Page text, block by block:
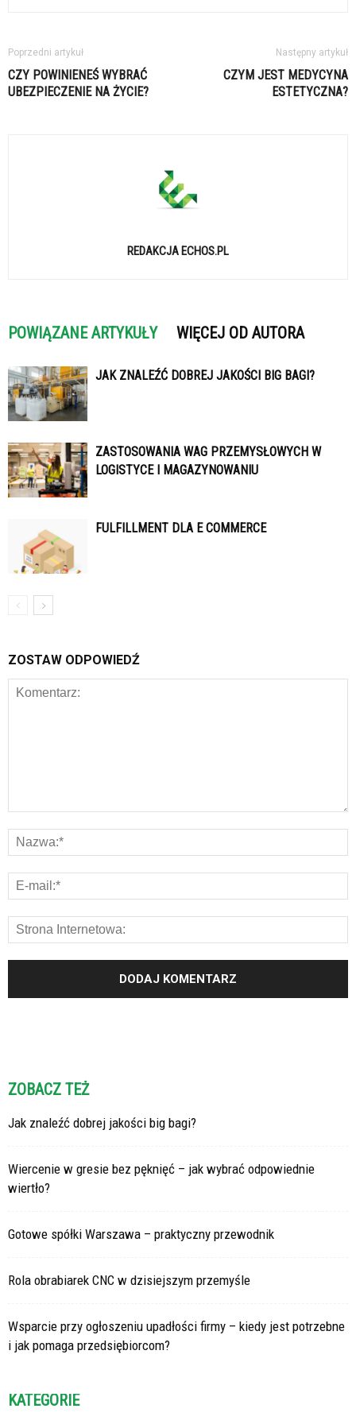
Poprzedni artykuł
CZY POWINIENEŚ WYBRAĆ
UBEZPIECZENIE NA ŻYCIE?
Następny artykuł
CZYM JEST MEDYCYNA
ESTETYCZNA?
REDAKCJA ECHOS.PL
POWIĄZANE ARTYKUŁY WIĘCEJ OD AUTORA
JAK ZNALEŹĆ DOBREJ JAKOŚCI BIG BAGI?
ZASTOSOWANIA WAG PRZEMYSŁOWYCH W
LOGISTYCE I MAGAZYNOWANIU
FULFILLMENT DLA E COMMERCE
ZOSTAW ODPOWIEDŹ
ZOBACZ TEŻ
Jak znaleźć dobrej jakości big bagi?
Wiercenie w gresie bez pęknięć – jak wybrać odpowiednie
wiertło?
Gotowe spółki Warszawa – praktyczny przewodnik
Rola obrabiarek CNC w dzisiejszym przemyśle
Wsparcie przy ogłoszeniu upadłości firmy – kiedy jest potrzebne
i jak pomaga przedsiębiorcom?
KATEGORIE